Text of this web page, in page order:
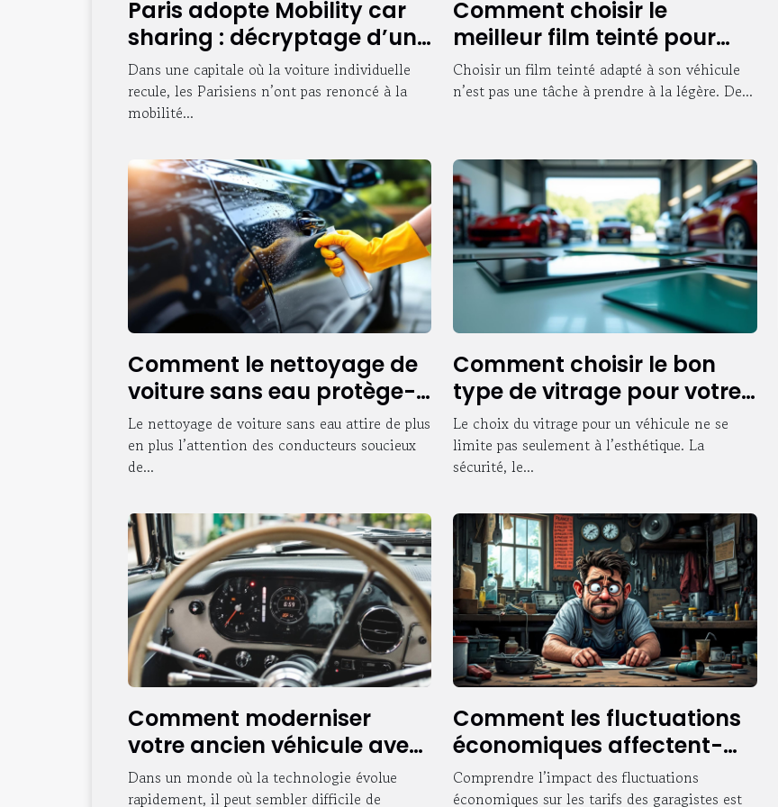
Paris adopte Mobility car
sharing : décryptage d’un
succès urbain
Dans une capitale où la voiture individuelle
recule, les Parisiens n’ont pas renoncé à la
mobilité...
Comment choisir le
meilleur film teinté pour
votre véhicule ?
Choisir un film teinté adapté à son véhicule
n’est pas une tâche à prendre à la légère. De...
Comment le nettoyage de
voiture sans eau protège-
t-il l'environnement ?
Le nettoyage de voiture sans eau attire de plus
en plus l’attention des conducteurs soucieux
de...
Comment choisir le bon
type de vitrage pour votre
véhicule ?
Le choix du vitrage pour un véhicule ne se
limite pas seulement à l’esthétique. La
sécurité, le...
Comment moderniser
votre ancien véhicule avec
les systèmes de
connectivité moderne ?
Dans un monde où la technologie évolue
rapidement, il peut sembler difficile de
Comment les fluctuations
économiques affectent-
elles les tarifs des
garagistes ?
Comprendre l’impact des fluctuations
économiques sur les tarifs des garagistes est